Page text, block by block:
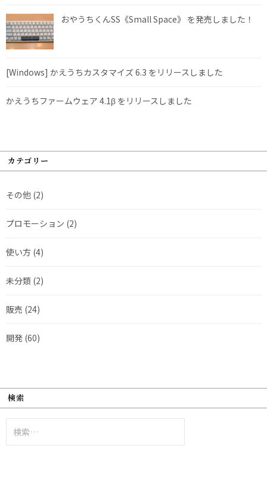
おやうちくんSS《Small Space》 を発売しました！
[Windows] かえうちカスタマイズ 6.3 をリリースしました
かえうちファームウェア 4.1β をリリースしました
カテゴリー
その他 (2)
プロモーション (2)
使い方 (4)
未分類 (2)
販売 (24)
開発 (60)
検索
索: